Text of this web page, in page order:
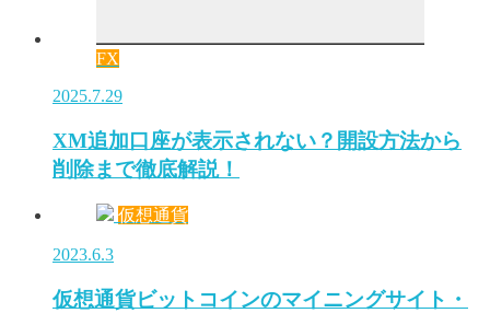
FX
2025.7.29
XM追加口座が表示されない？開設方法から
削除まで徹底解説！
仮想通貨
2023.6.3
仮想通貨ビットコインのマイニングサイト・